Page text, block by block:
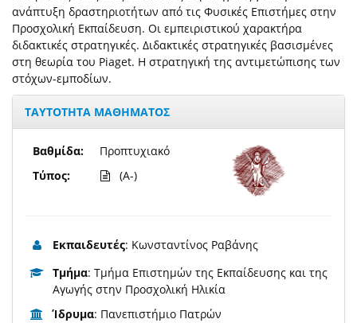
ανάπτυξη δραστηριοτήτων από τις Φυσικές Επιστήμες στην
Προσχολική Εκπαίδευση. Οι εμπειριστικού χαρακτήρα
διδακτικές στρατηγικές. Διδακτικές στρατηγικές βασισμένες
στη θεωρία του Piaget. Η στρατηγική της αντιμετώπισης των
στόχων-εμποδίων.
ΤΑΥΤΟΤΗΤΑ ΜΑΘΗΜΑΤΟΣ
Βαθμίδα:
Τύπος:
Προπτυχιακό
(A-)
Εκπαιδευτές: Κωνσταντίνος Ραβάνης
Τμήμα: Τμήμα Επιστημών της Εκπαίδευσης και της
Αγωγής στην Προσχολική Ηλικία
Ίδρυμα: Πανεπιστήμιο Πατρών